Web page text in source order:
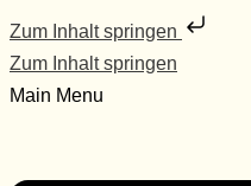
Zum Inhalt springen
Zum Inhalt springen
Main Menu